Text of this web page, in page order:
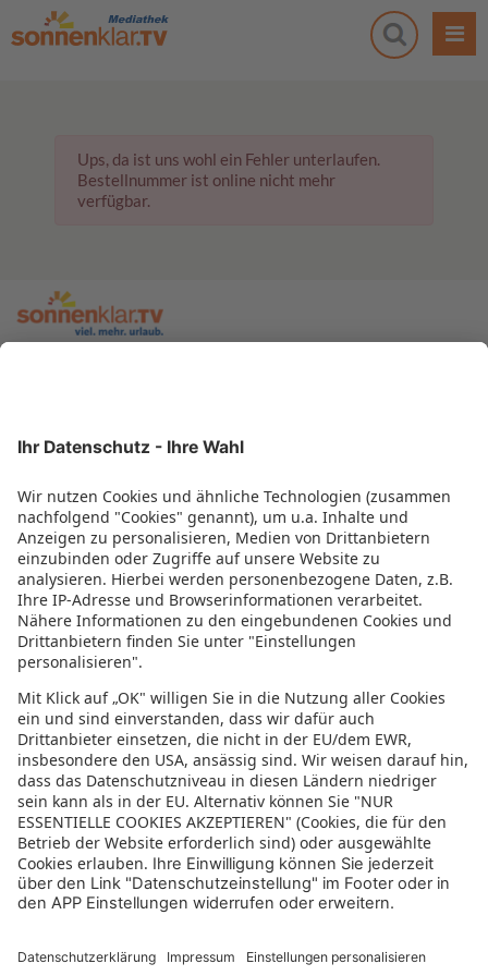
Ups, da ist uns wohl ein Fehler unterlaufen.
Bestellnummer ist online nicht mehr
verfügbar.
Impressum
Informationen zur Barrierefreiheit
Datenschutz
Datenschutzeinstellungen
In der sonnenklar.TV Mediathek finden Sie alle Informationen rundum
den TV-Sender sonnenklar.TV!
Das Angebot war mal wieder zu schnell weg? Oder Sie wollen sich Ihre
nächste Traumreise noch einmal gratis etwas genauer anschauen? Dann
stöbern Sie doch in unserem TV-Programmund sehen Sie sich dort die
Folgen der letzten Tage nochmal an! Sie würden gerne wissen, was
gerade im TV läuft? Über unserenLive-Streamkönnen Sie sonnenklar.TV
online anschauen und die aktuellen Reise-Schnäppchen aus dem
Fernsehen verfolgen! Alle HDTV Infos und Empfangs-Einstellungen
finden Siehier. Dazu gehören Anleitungen zu den Einstellungen bei
Android & iOS Apps sowie der Windows PC App. Für Inspirationen sorgen
den Urlwald entführen! Diverse Videos von Hotels, der Umgebung und